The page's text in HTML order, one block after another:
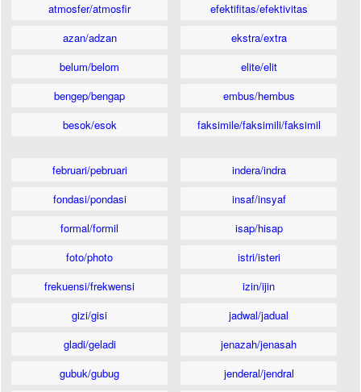
atmosfer/atmosfir
azan/adzan
belum/belom
bengep/bengap
besok/esok
efektifitas/efektivitas
ekstra/extra
elite/elit
embus/hembus
faksimile/faksimili/faksimil
februari/pebruari
fondasi/pondasi
formal/formil
foto/photo
frekuensi/frekwensi
gizi/gisi
gladi/geladi
gubuk/gubug
indera/indra
insaf/insyaf
isap/hisap
istri/isteri
izin/ijin
jadwal/jadual
jenazah/jenasah
jenderal/jendral